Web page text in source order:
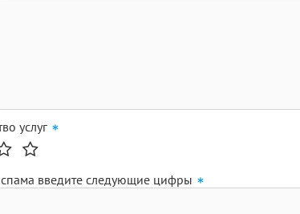
услуг
введите следующие цифры